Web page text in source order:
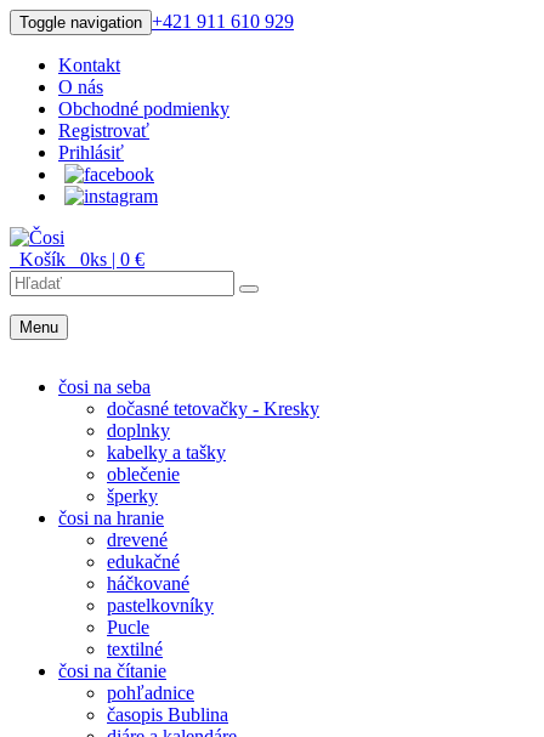
Toggle navigation +421 911 610 929
Kontakt
O nás
Obchodné podmienky
Registrovať
Prihlásiť
Košík 0ks | 0 €
Menu
čosi na seba
dočasné tetovačky - Kresky
doplnky
kabelky a tašky
oblečenie
šperky
čosi na hranie
drevené
edukačné
háčkované
pastelkovníky
Pucle
textilné
čosi na čítanie
pohľadnice
časopis Bublina